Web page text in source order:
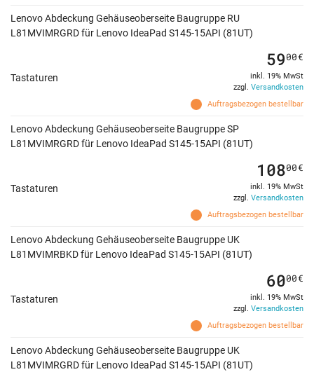
Lenovo Abdeckung Gehäuseoberseite Baugruppe RU
L81MVIMRGRD für Lenovo IdeaPad S145-15API (81UT)
Tastaturen
Auftragsbezogen bestellbar
5900€
inkl. 19% MwSt
zzgl. Versandkosten
Lenovo Abdeckung Gehäuseoberseite Baugruppe SP
L81MVIMRGRD für Lenovo IdeaPad S145-15API (81UT)
Tastaturen
Auftragsbezogen bestellbar
10800€
inkl. 19% MwSt
zzgl. Versandkosten
Lenovo Abdeckung Gehäuseoberseite Baugruppe UK
L81MVIMRBKD für Lenovo IdeaPad S145-15API (81UT)
Tastaturen
Auftragsbezogen bestellbar
6000€
inkl. 19% MwSt
zzgl. Versandkosten
Lenovo Abdeckung Gehäuseoberseite Baugruppe UK
L81MVIMRGRD für Lenovo IdeaPad S145-15API (81UT)